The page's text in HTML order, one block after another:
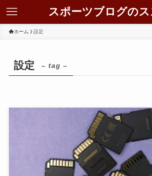
スポーツブログのス
ホーム 設定
設定 – tag –